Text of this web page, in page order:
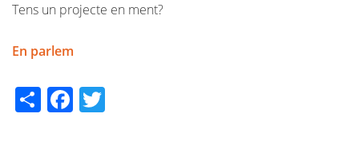
Tens un projecte en ment?
En parlem
ShareFacebook